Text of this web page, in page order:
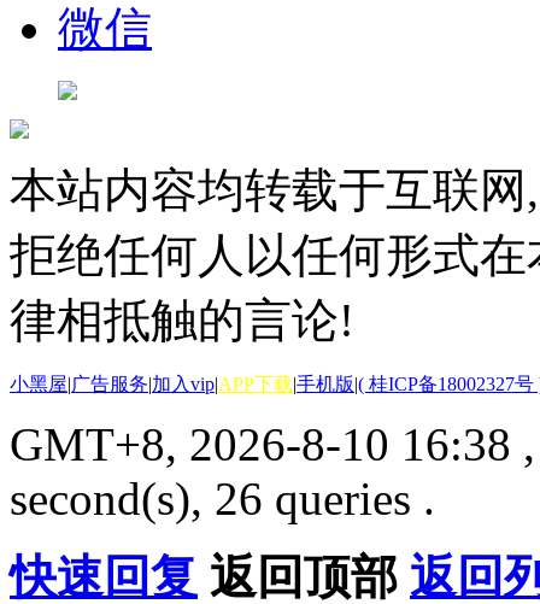
微信
本站内容均转载于互联
拒绝任何人以任何形式
律相抵触的言论!
小黑屋|广告服务|加入vip|APP下载|手机版|( 桂ICP备18002327号
GMT+8, 2026-8-10 16:38
second(s), 26 queries .
快速回复 返回顶部 返回